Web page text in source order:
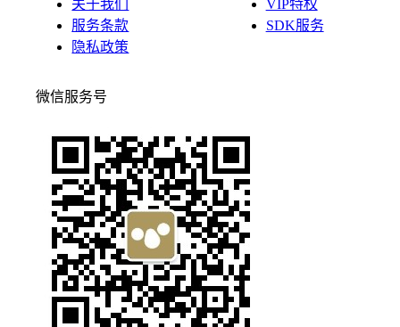
关于我们
服务条款
隐私政策
VIP特权
SDK服务
微信服务号